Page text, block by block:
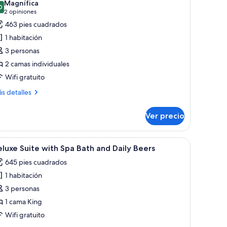
de 10
Magnífica
2 opiniones
(2
opiniones)
463 pies cuadrados
1 habitación
3 personas
2 camas individuales
Wifi gratuito
detalles
Ver precio
televisión y vista a una piscina.Una habitación de hotel con una cama
4 Suite with Spa Bath and Daily Beers
645 pies cuadrados
1 habitación
3 personas
1 cama King
Wifi gratuito